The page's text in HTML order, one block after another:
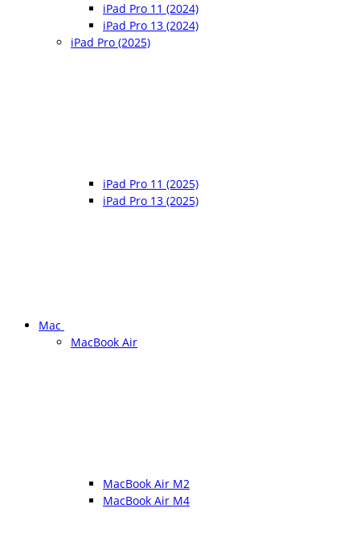
iPad Pro 11 (2024)
iPad Pro 13 (2024)
iPad Pro (2025)
iPad Pro 11 (2025)
iPad Pro 13 (2025)
Mac
MacBook Air
MacBook Air M2
MacBook Air M4